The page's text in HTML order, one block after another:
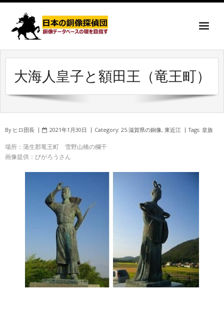
大海人皇子と額田王（竜王町）
By ヒロ団長 2021年1月30日 Category: 25.滋賀県の銅像, 東近江 Tags: 皇族
場所：蒲生郡竜王町 雪野山橋の欄干
画像提供：びがろうさん